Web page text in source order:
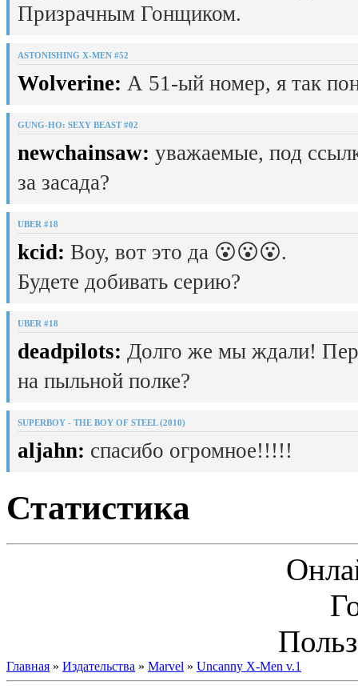
Призрачным Гонщиком.
ASTONISHING X-MEN #52
Wolverine: А 51-ый номер, я так
GUNG-HO: SEXY BEAST #02
newchainsaw: уважаемые, под
за засада?
UBER #18
kcid: Воу, вот это да 😮😮😮.
Будете добивать серию?
UBER #18
deadpilots: Долго же мы ждали!
на пыльной полке?
SUPERBOY - THE BOY OF STEEL (2010)
aljahn: спасибо огромное!!!!!
Статистика
Главная » Издательства » Marvel » Uncanny X-Men v.1